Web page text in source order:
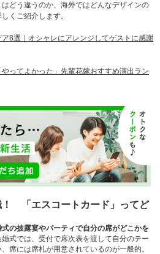
どう違うのか、海外ではどんなデザインの
くご紹介します。
ア8選｜オシャレにアレンジしてゲストに感謝
やってよかった」先輩花嫁おすすめ演出ラン
！ 「エスコートカード」ってど
式の披露宴やパーティで自分の席がどこかを
式では、受付で席次表を渡して自分のテー
席には席札が用意されているのが一般的。